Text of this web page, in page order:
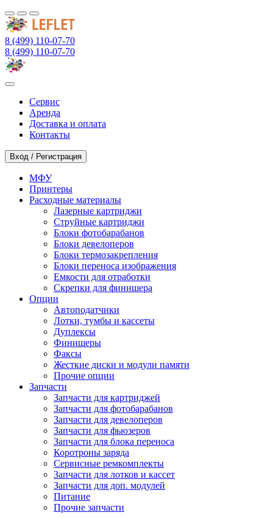
8 (499) 110-07-70
8 (499) 110-07-70
Сервис
Аренда
Доставка и оплата
Контакты
Вход / Регистрация
МФУ
Принтеры
Расходные материалы
Лазерные картриджи
Струйные картриджи
Блоки фотобарабанов
Блоки девелоперов
Блоки термозакрепления
Блоки переноса изображения
Емкости для отработки
Скрепки для финишера
Опции
Автоподатчики
Лотки, тумбы и кассеты
Дуплексы
Финишеры
Факсы
Жесткие диски и модули памяти
Прочие опции
Запчасти
Запчасти для картриджей
Запчасти для фотобарабанов
Запчасти для девелоперов
Запчасти для фьюзеров
Запчасти для блока переноса
Коротроны заряда
Сервисные ремкомплекты
Запчасти для лотков и кассет
Запчасти для доп. модулей
Питание
Прочие запчасти